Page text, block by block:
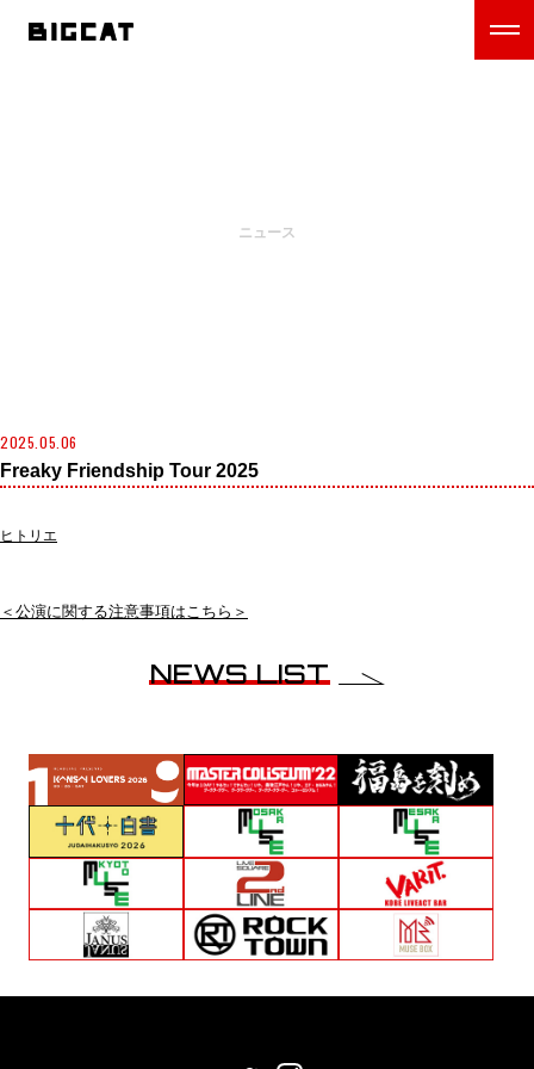
ニュース
2025.05.06
Freaky Friendship Tour 2025
ヒトリエ
＜公演に関する注意事項はこちら＞
NEWS LIST